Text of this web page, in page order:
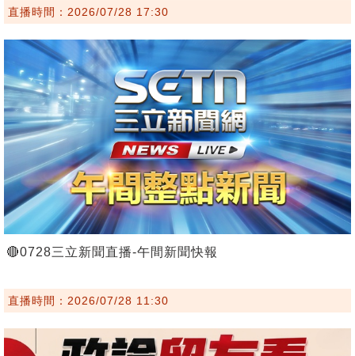
直播時間：2026/07/28 17:30
🔴0728三立新聞直播-午間新聞快報
直播時間：2026/07/28 11:30